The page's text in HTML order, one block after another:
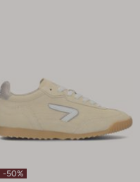
-50%